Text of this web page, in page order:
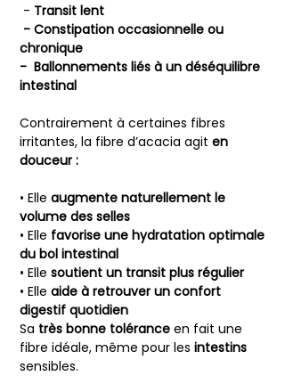
️ - Transit lent
️ - Constipation occasionnelle ou
chronique
️- Ballonnements liés à un déséquilibre
intestinal
Contrairement à certaines fibres
irritantes, la fibre d’acacia agit en
douceur :
• Elle augmente naturellement le
volume des selles
• Elle favorise une hydratation optimale
du bol intestinal
• Elle soutient un transit plus régulier
• Elle aide à retrouver un confort
digestif quotidien
Sa très bonne tolérance en fait une
fibre idéale, même pour les intestins
sensibles.